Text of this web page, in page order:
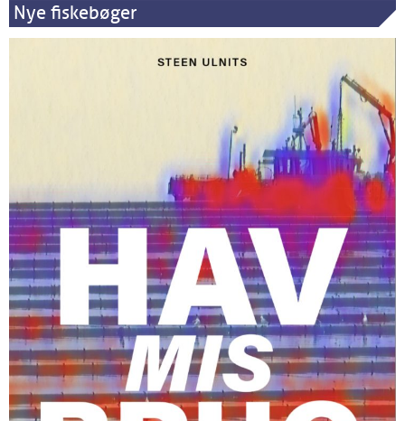
Nye fiskebøger